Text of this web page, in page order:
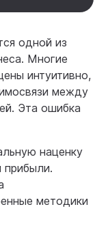
одной из
Многие
интуитивно,
между
Эта ошибка
наценку
прибыли.
методики